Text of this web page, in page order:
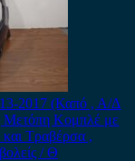
2017 (Καπό , Α/Δ
Κομπλέ με
Τραβέρσα ,
/ Θ